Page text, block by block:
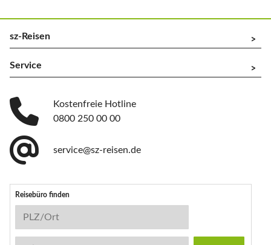
sz-Reisen ^
Service ^
Kostenfreie Hotline
0800 250 00 00
service@sz-reisen.de
Reisebüro finden
Reisebüro-Suche
PLZ/Ort